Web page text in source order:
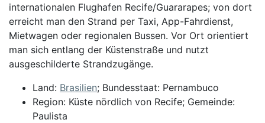
internationalen Flughafen Recife/Guararapes; von dort
erreicht man den Strand per Taxi, App-Fahrdienst,
Mietwagen oder regionalen Bussen. Vor Ort orientiert
man sich entlang der Küstenstraße und nutzt
ausgeschilderte Strandzugänge.
Land: Brasilien; Bundesstaat: Pernambuco
Region: Küste nördlich von Recife; Gemeinde:
Paulista